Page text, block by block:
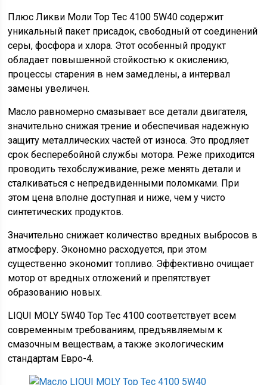
Плюс Ликви Моли Top Tec 4100 5W40 содержит
уникальный пакет присадок, свободный от соединений
серы, фосфора и хлора. Этот особенный продукт
обладает повышенной стойкостью к окислению,
процессы старения в нем замедлены, а интервал
замены увеличен.
Масло равномерно смазывает все детали двигателя,
значительно снижая трение и обеспечивая надежную
защиту металлических частей от износа. Это продляет
срок бесперебойной службы мотора. Реже приходится
проводить техобслуживание, реже менять детали и
сталкиваться с непредвиденными поломками. При
этом цена вполне доступная и ниже, чем у чисто
синтетических продуктов.
Значительно снижает количество вредных выбросов в
атмосферу. Экономно расходуется, при этом
существенно экономит топливо. Эффективно очищает
мотор от вредных отложений и препятствует
образованию новых.
LIQUI MOLY 5W40 Top Tec 4100 соответствует всем
современным требованиям, предъявляемым к
смазочным веществам, а также экологическим
стандартам Евро-4.